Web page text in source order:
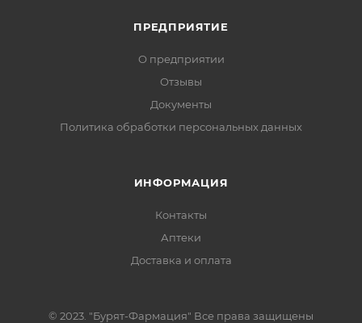
ПРЕДПРИЯТИЕ
О предприятии
Отзывы
Документы
Политика обработки персональных данных
ИНФОРМАЦИЯ
Контакты
Аптеки
Доставка и оплата
© 2023. "Бурят-Фармация" Все права защищены